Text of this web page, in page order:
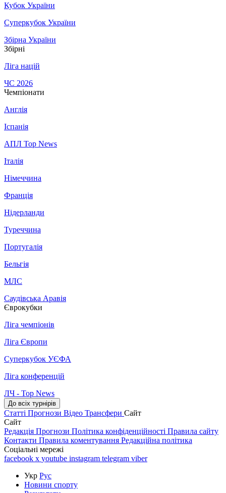
Кубок України
Суперкубок України
Збірна України
Збірні
Ліга націй
ЧС 2026
Чемпіонати
Англія
Іспанія
АПЛ Top News
Італія
Німеччина
Франція
Нідерланди
Туреччина
Португалія
Бельгія
МЛС
Саудівська Аравія
Єврокубки
Ліга чемпіонів
Ліга Європи
Суперкубок УЄФА
Ліга конференцій
ЛЧ - Top News
До всіх турнірів
Статті Прогнози Відео Трансфери Сайт
Сайт
Редакція Прогнози Політика конфіденційності Правила сайту
Контакти Правила коментування Редакційна політика
Соціальні мережі
facebook x youtube instagram telegram viber
Укр Рус
Новини спорту